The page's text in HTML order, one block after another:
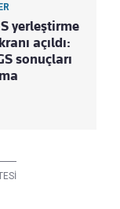
yerleştirme
açıldı:
sonuçları